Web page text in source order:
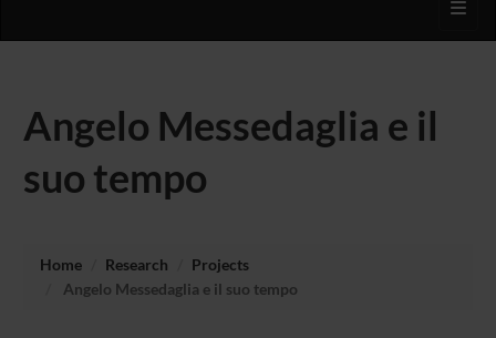
Angelo Messedaglia e il
suo tempo
Home Research
Projects
Angelo Messedaglia e il suo tempo